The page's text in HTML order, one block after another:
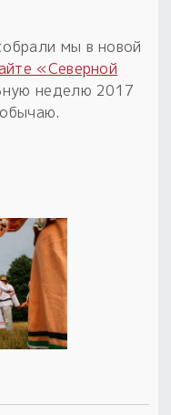
мы в новой
«Северной
неделю 2017